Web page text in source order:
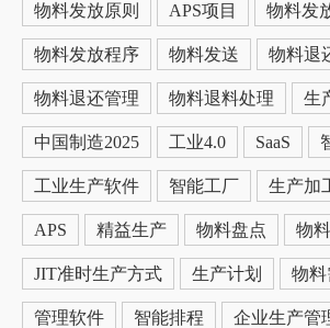
物料发放原则 APS项目 物料发
物料发放程序 物料发送 物料退
物料退还管理 物料退料处理 生
中国制造2025 工业4.0 SaaS
工业生产软件 智能工厂 生产加
APS 精益生产 物料盘点 物
JIT准时生产方式 生产计划 物料
管理软件 智能排程 企业生产管